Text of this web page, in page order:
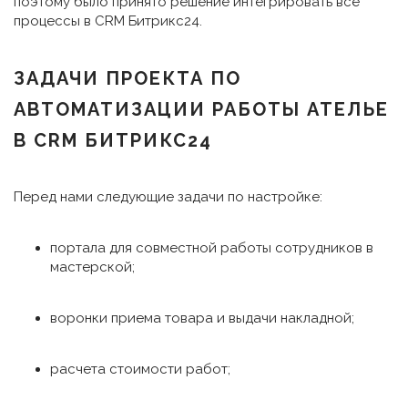
процессы в CRM Битрикс24.
ЗАДАЧИ ПРОЕКТА ПО
АВТОМАТИЗАЦИИ РАБОТЫ АТЕЛЬЕ
В CRM БИТРИКС24
Перед нами следующие задачи по настройке:
портала для совместной работы сотрудников в
мастерской;
воронки приема товара и выдачи накладной;
расчета стоимости работ;